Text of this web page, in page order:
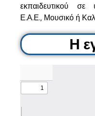
εκπαιδευτικού σε
Ε.Α.Ε., Μουσικό ή
Η